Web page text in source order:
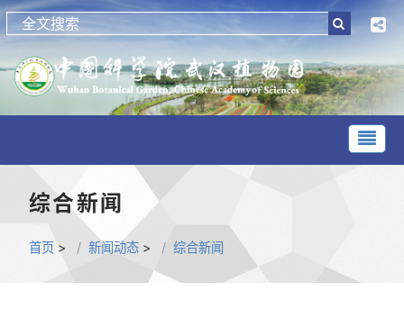
综合新闻
首页 > 新闻动态 > 综合新闻